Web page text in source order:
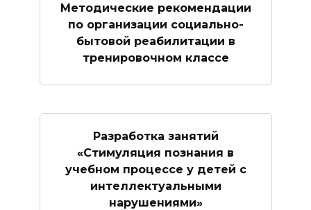
Методические рекомендации
по организации социально-
бытовой реабилитации в
тренировочном классе
Разработка занятий
«Стимуляция познания в
учебном процессе у детей с
интеллектуальными
нарушениями»